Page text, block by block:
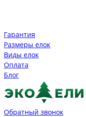
Гарантия
Размеры елок
Виды елок
Оплата
Блог
Обратный звонок